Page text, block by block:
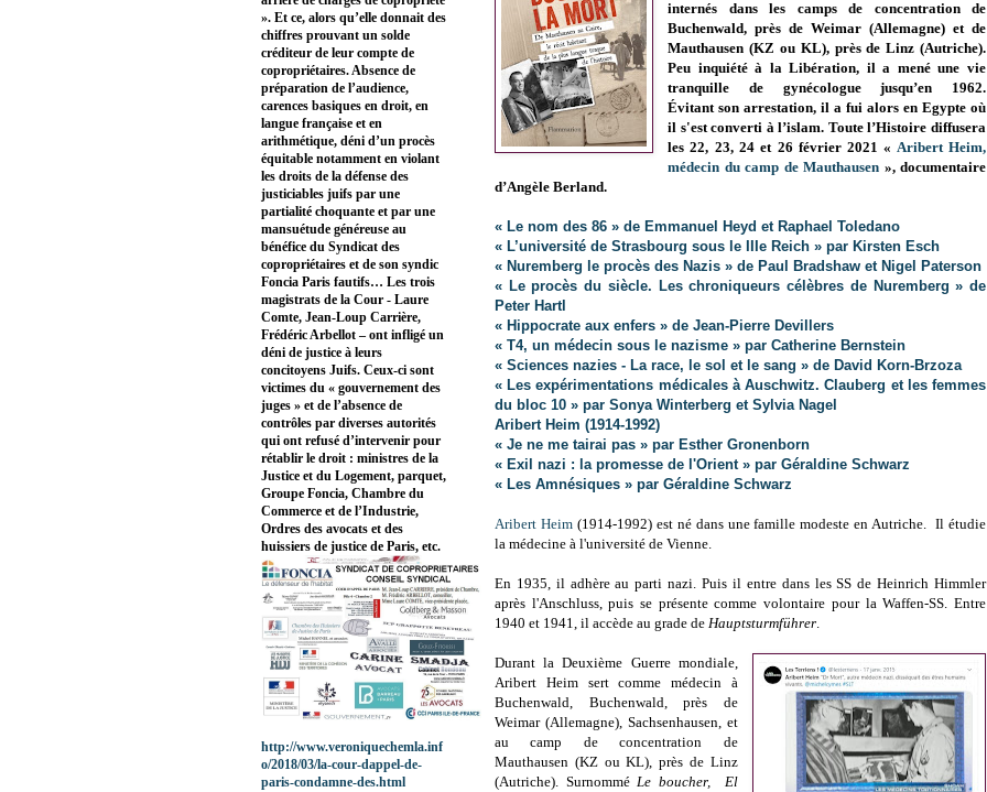
internés dans les camps de concentration de
Buchenwald, près de Weimar (Allemagne) et de
Mauthausen (KZ ou KL), près de Linz (Autriche).
Peu inquiété à la Libération, il a mené une vie
tranquille de gynécologue jusqu’en 1962.
Évitant son arrestation, il a fui alors en Egypte où
il s'est converti à l’islam. Toute l’Histoire diffusera
les 22, 23, 24 et 26 février 2021 « Aribert Heim,
médecin du camp de Mauthausen », documentaire
d’Angèle Berland.
« Le nom des 86 » de Emmanuel Heyd et Raphael Toledano
« L’université de Strasbourg sous le IIIe Reich » par Kirsten Esch
« Nuremberg le procès des Nazis » de Paul Bradshaw et Nigel Paterson
« Le procès du siècle. Les chroniqueurs célèbres de Nuremberg » de
Peter Hartl
« Hippocrate aux enfers » de Jean-Pierre Devillers
« T4, un médecin sous le nazisme » par Catherine Bernstein
« Sciences nazies - La race, le sol et le sang » de David Korn-Brzoza
« Les expérimentations médicales à Auschwitz. Clauberg et les femmes
du bloc 10 » par Sonya Winterberg et Sylvia Nagel
Aribert Heim (1914-1992)
« Je ne me tairai pas » par Esther Gronenborn
« Exil nazi : la promesse de l'Orient » par Géraldine Schwarz
« Les Amnésiques » par Géraldine Schwarz
Aribert Heim(1914-1992) est né dans une famille modeste en Autriche. Il étudie
la médecine à l'université de Vienne.
En 1935, il adhère au parti nazi. Puis il entre dans les SS de Heinrich Himmler
après l'Anschluss, puis se présente comme volontaire pour la Waffen-SS. Entre
1940 et 1941, il accède au grade de Hauptsturmführer.
Durant la Deuxième Guerre mondiale,
Aribert Heim sert comme médecin à
Buchenwald, Buchenwald, près de
Weimar (Allemagne), Sachsenhausen, et
au camp de concentration de
Mauthausen (KZ ou KL), près de Linz
(Autriche). SurnomméLe boucher,
El
». Et ce, alors qu’elle donnait des
chiffres prouvant un solde
créditeur de leur compte de
copropriétaires. Absence de
préparation de l’audience,
carences basiques en droit, en
langue française et en
arithmétique, déni d’un procès
équitable notamment en violant
les droits de la défense des
justiciables juifs par une
partialité choquante et par une
mansuétude généreuse au
bénéfice du Syndicat des
copropriétaires et de son syndic
Foncia Paris fautifs… Les trois
magistrats de la Cour - Laure
Comte, Jean-Loup Carrière,
Frédéric Arbellot – ont infligé un
déni de justice à leurs
concitoyens Juifs. Ceux-ci sont
victimes du « gouvernement des
juges » et de l’absence de
contrôles par diverses autorités
qui ont refusé d’intervenir pour
rétablir le droit : ministres de la
Justice et du Logement, parquet,
Groupe Foncia, Chambre du
Commerce et de l’Industrie,
Ordres des avocats et des
huissiers de justice de Paris, etc.
http://www.veroniquechemla.inf
o/2018/03/la-cour-dappel-de-
paris-condamne-des.html